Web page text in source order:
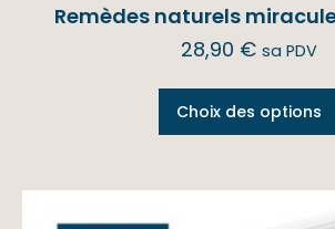
Remèdes naturels
28,90 € sa PDV
Choix des options